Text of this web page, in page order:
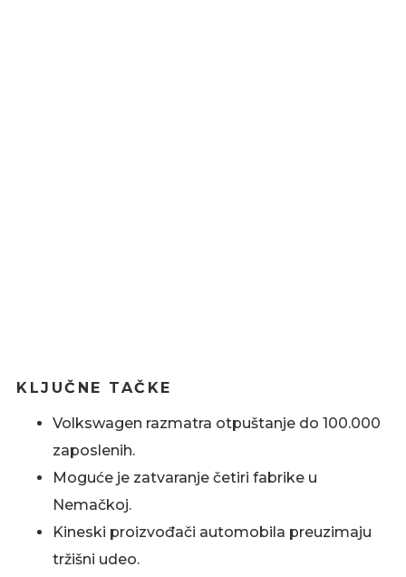
KLJUČNE TAČKE
Volkswagen razmatra otpuštanje do 100.000
zaposlenih.
Moguće je zatvaranje četiri fabrike u
Nemačkoj.
Kineski proizvođači automobila preuzimaju
tržišni udeo.